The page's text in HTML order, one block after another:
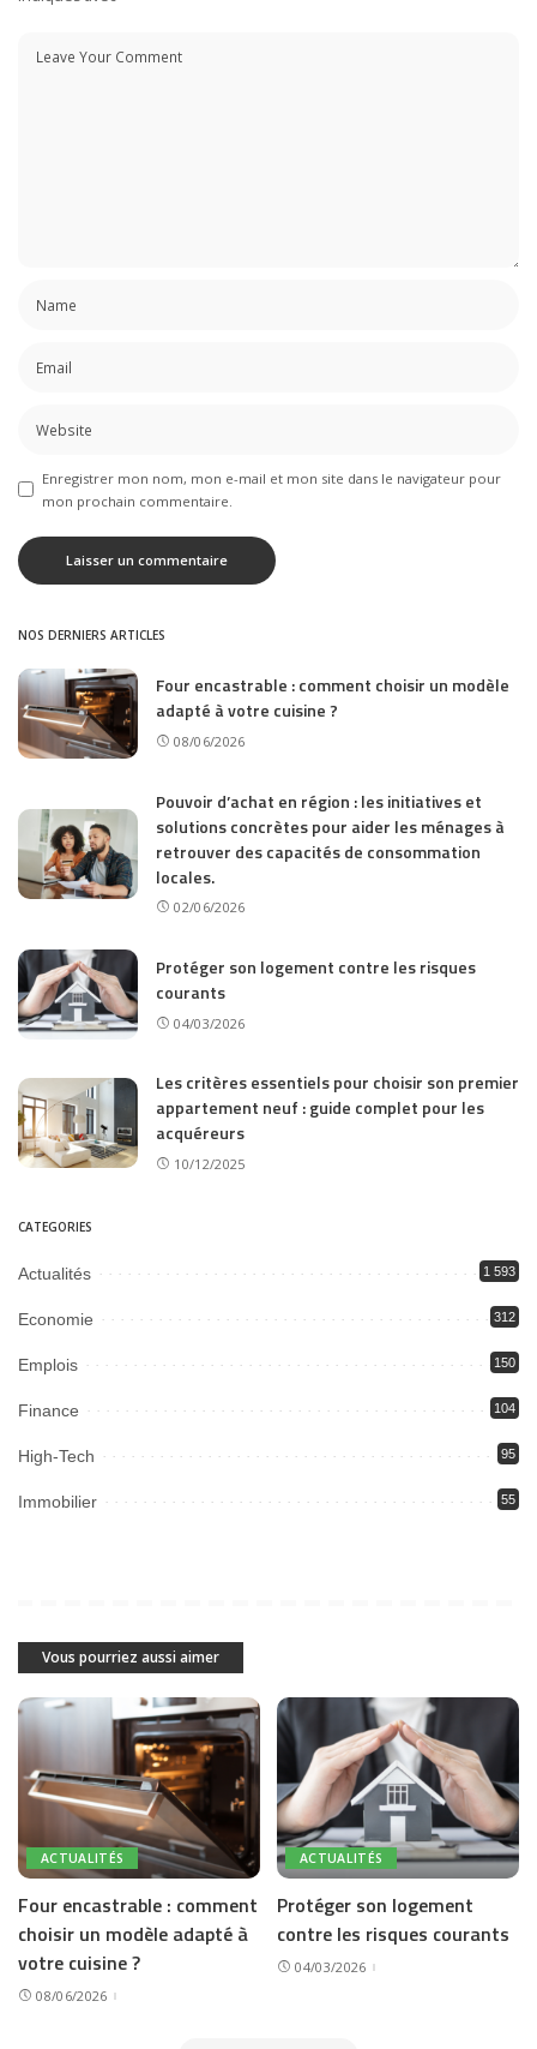
Enregistrer mon nom, mon e-mail et mon site dans le navigateur pour
mon prochain commentaire.
NOS DERNIERS ARTICLES
Four encastrable : comment choisir un modèle
adapté à votre cuisine ?
08/06/2026
Pouvoir d’achat en région : les initiatives et
solutions concrètes pour aider les ménages à
retrouver des capacités de consommation
locales.
02/06/2026
Protéger son logement contre les risques
courants
04/03/2026
Les critères essentiels pour choisir son premier
appartement neuf : guide complet pour les
acquéreurs
10/12/2025
CATEGORIES
Actualités 1 593
Economie 312
Emplois 150
Finance 104
High-Tech 95
Immobilier 55
Vous pourriez aussi aimer
ACTUALITÉS
Four encastrable : comment
choisir un modèle adapté à
votre cuisine ?
08/06/2026
ACTUALITÉS
Protéger son logement
contre les risques courants
04/03/2026